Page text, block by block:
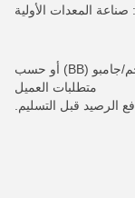
المعدات الأولية
تفاصيل التغليف: 25 كجم/1000 كجم/1250 كجم/جامبو (BB) أو حسب
متطلبات العميل